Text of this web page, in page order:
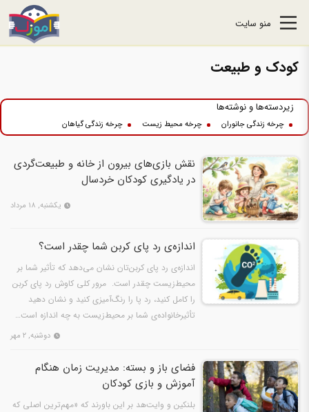
منو سایت
کودک و طبیعت
زیردسته‌ها و نوشته‌ها
چرخه زندگی جانوران چرخه محیط زیست چرخه زندگی گیاهان
نقش بازی‌های بیرون از خانه و طبیعت‌گردی
در یادگیری کودکان خردسال
یکشنبه, ۱۸ مرداد
اندازه‌ی رد پای کربن شما چقدر است؟
اندازه‌ی رد پای کربن‌تان نشان می‌دهد که تأثیر شما بر
محیط‌زیست چقدر است. مرور کلی کاوش رد پای کربن
را کامل کنید، رد پا را رنگ‌آمیزی کنید و نشان دهید
تأثیرخانواده‌ی شما بر محیط‌زیست به چه اندازه است…
دوشنبه, ۲ مهر
فضای باز و بسته: مدیریت زمان هنگام
آموزش و بازی کودکان
بلنكین و وایت‌هد بر این باورند كه «مهم‌ترین اصلی كه